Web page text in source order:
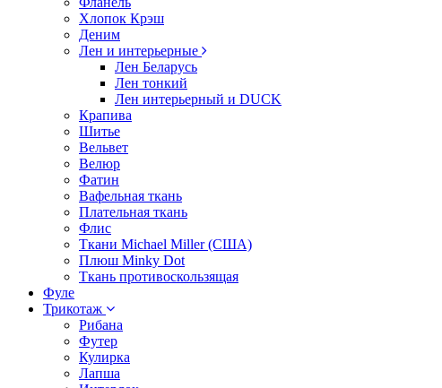
Хлопок Крэш
Деним
Лен и интерьерные
Лен Беларусь
Лен тонкий
Лен интерьерный и DUCK
Крапива
Шитье
Вельвет
Велюр
Фатин
Вафельная ткань
Плательная ткань
Флис
Ткани Michael Miller (США)
Плюш Minky Dot
Ткань противоскользящая
Фуле
Трикотаж
Рибана
Футер
Кулирка
Лапша